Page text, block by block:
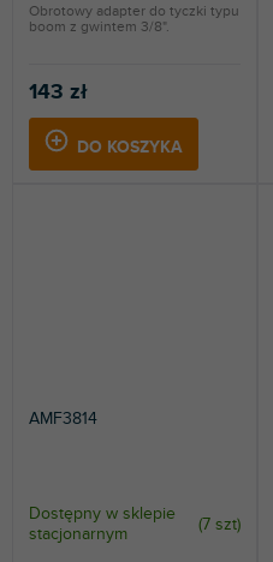
143 zł
DO KOSZYKA
Obrotowy adapter do tyczki typu
boom z gwintem 3/8".
AMF3814
Dostępny w sklepie
stacjonarnym
(7 szt)